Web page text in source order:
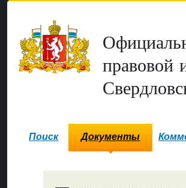
правовой
Поиск Документы